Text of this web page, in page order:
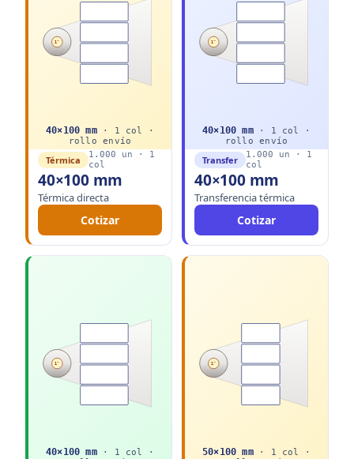
1"
40×100 mm· 1 col ·
rolloenvío
Térmica 1.000 un · 1
col
40×100 mm
Térmica directa
Cotizar
1"
40×100 mm· 1 col ·
rolloenvío
Transfer 1.000 un · 1
col
40×100 mm
Transferencia térmica
Cotizar
1"
40×100 mm· 1 col ·
1"
50×100 mm· 1 col ·